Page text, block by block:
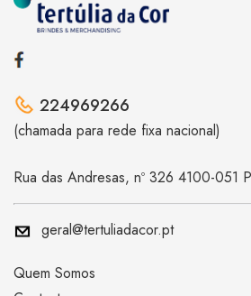
224969266
(chamada para rede fixa nacional)
Rua das Andresas, nº 326 4100-051
geral@tertuliadacor.pt
Quem Somos